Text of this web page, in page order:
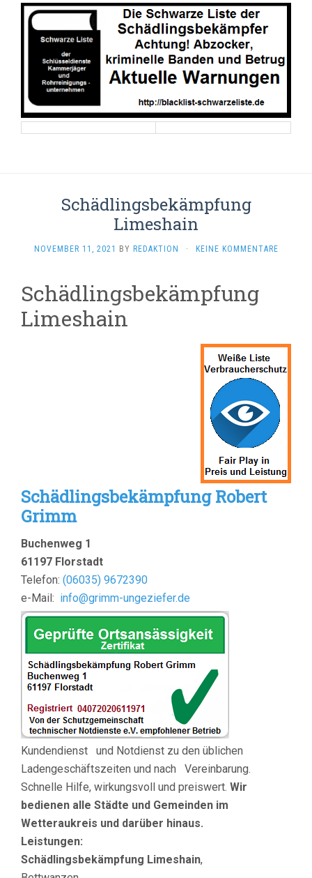
Schädlingsbekämpfung
Limeshain
NOVEMBER 11, 2021 BY REDAKTION · KEINE KOMMENTARE
Schädlingsbekämpfung
Limeshain
Schädlingsbekämpfung Robert
Grimm
Buchenweg 1
61197 Florstadt
Telefon: (06035) 9672390
e-Mail: info@grimm-ungeziefer.de
Kundendienst und Notdienst zu den üblichen
Ladengeschäftszeiten und nach Vereinbarung.
Schnelle Hilfe, wirkungsvoll und preiswert. Wir
bedienen alle Städte und Gemeinden im
Wetteraukreis und darüber hinaus.
Leistungen:
Schädlingsbekämpfung Limeshain,